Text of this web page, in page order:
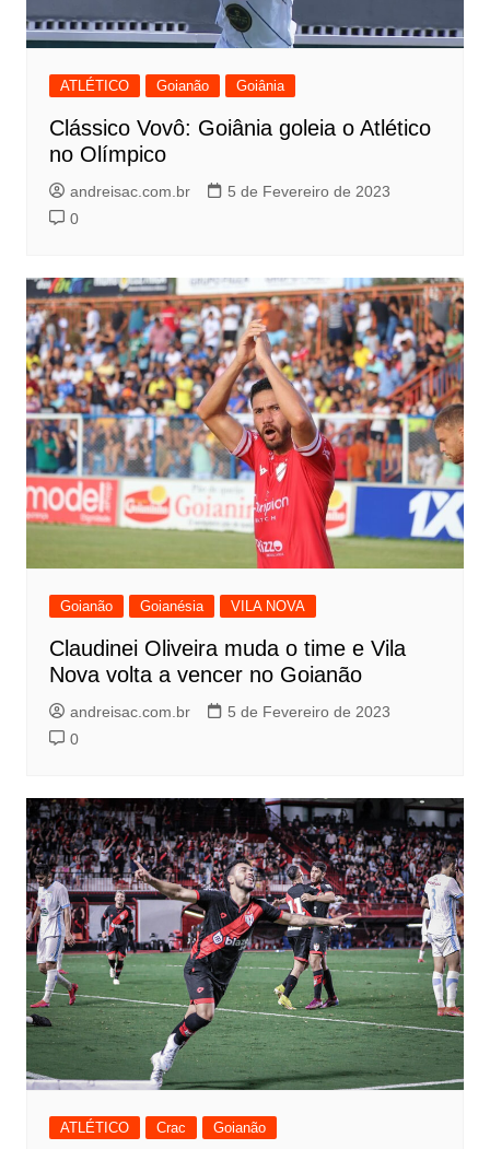
ATLÉTICO Goianão Goiânia
Clássico Vovô: Goiânia goleia o Atlético
no Olímpico
andreisac.com.br
5 de Fevereiro de 2023
0
Goianão Goianésia VILA NOVA
Claudinei Oliveira muda o time e Vila
Nova volta a vencer no Goianão
andreisac.com.br
5 de Fevereiro de 2023
0
ATLÉTICO Crac Goianão